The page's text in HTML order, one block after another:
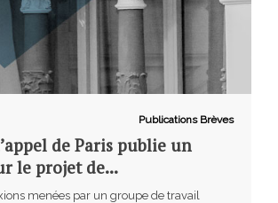
Publications Brèves
de Paris publie un
le projet de...
menées par un groupe de travail